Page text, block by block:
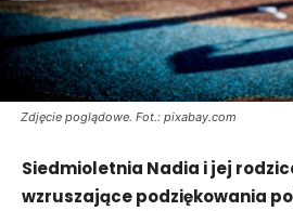
Zdjęcie poglądowe. Fot.: pixabay.com
Siedmioletnia Nadia i jej
wzruszające podziękowania